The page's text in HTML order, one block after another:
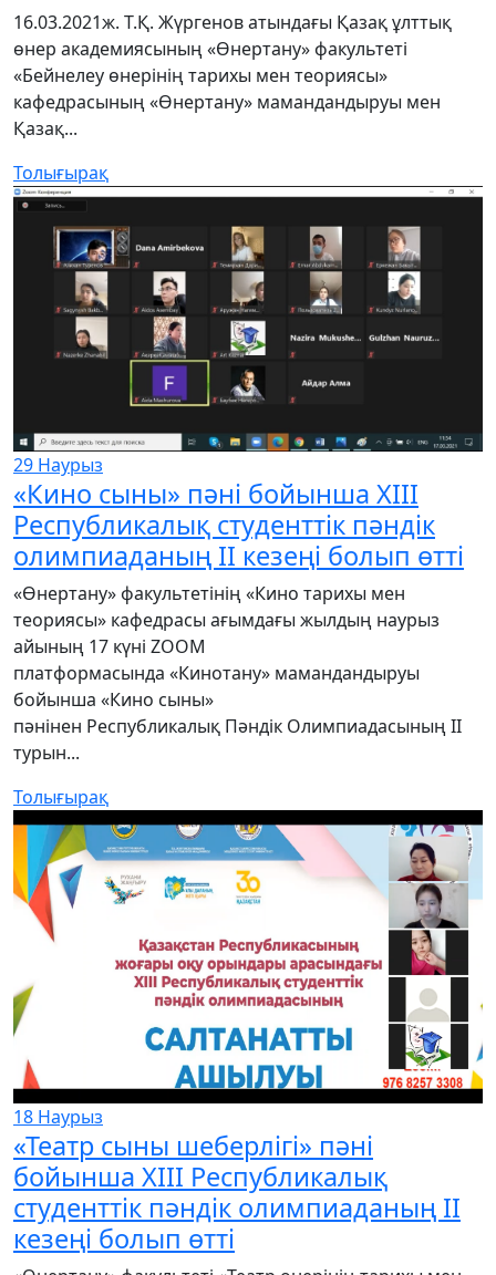
16.03.2021ж. Т.Қ. Жүргенов атындағы Қазақ ұлттық
өнер академиясының «Өнертану» факультеті
«Бейнелеу өнерінің тарихы мен теориясы»
кафедрасының «Өнертану» мамандандыруы мен
Қазақ...
Толығырақ
29 Наурыз
«Кино сыны» пәні бойынша XIII
Республикалық студенттік пәндік
олимпиаданың ІІ кезеңі болып өтті
«Өнертану» факультетінің «Кино тарихы мен
теориясы» кафедрасы ағымдағы жылдың наурыз
айының 17 күні ZOOM
платформасында «Кинотану» мамандандыруы
бойынша «Кино сыны»
пәнінен Республикалық Пәндік Олимпиадасының II
турын...
Толығырақ
18 Наурыз
«Театр сыны шеберлігі» пәні
бойынша XIII Республикалық
студенттік пәндік олимпиаданың ІІ
кезеңі болып өтті